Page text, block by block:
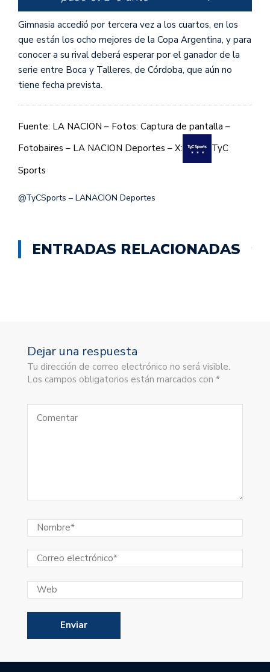
#CopaArgentinaEnTyCSports
pic.twitter.com/d6xbWbIRXk
— TyC Sports (@TyCSports)
August 22, 2024
Gimnasia accedió por tercera vez a los cuartos, en los
que están los ocho mejores de la Copa Argentina, y para
conocer a su rival deberá esperar por el ganador de la
serie entre Boca y Talleres, de Córdoba, que aún no
tiene fecha prevista.
Fuente: LA NACION – Fotos: Captura de pantalla –
Fotobaires – LA NACION Deportes – X:
TyC
Sports
@TyCSports – LANACION Deportes
ENTRADAS RELACIONADAS
Dejar una respuesta
Tu dirección de correo electrónico no será visible.
Los campos obligatorios están marcados con *